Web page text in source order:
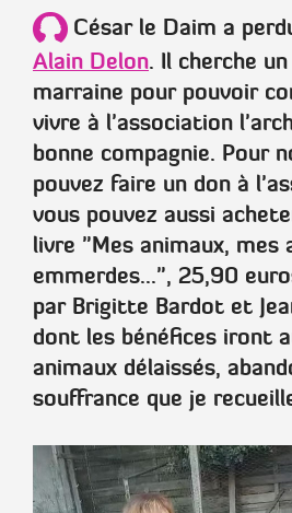
Césarle Daim a
Alain Delon. Il cherche
marraine pour pouvoir
vivre à l'association
bonne compagnie. Pour
pouvez faire un don à
vous pouvez aussi
livre "Mes animaux, mes
emmerdes...", 25,90
par Brigitte Bardot et
dont les bénéfices iront
animaux délaissés,
souffrance que je